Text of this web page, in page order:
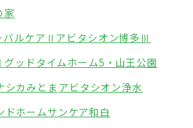
ルケアⅡ アビタシオン博多Ⅲ
グッドタイムホーム5・山王公園
シカみとま アビタシオン浄水
ドホームサンケア和白